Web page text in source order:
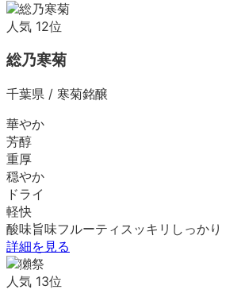
人気 12位
総乃寒菊
千葉県 / 寒菊銘醸
華やか
芳醇
重厚
穏やか
ドライ
軽快
酸味旨味フルーティ スッキリ しっかり
詳細を見る
人気 13位